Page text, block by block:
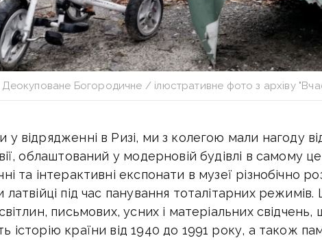
Деокуповане Богородичне / ілюстративне фото з архіву
відрядженні в Ризі, ми з колегою мали нагоду
облаштований у модерновій будівлі в самому
та інтерактивні експонати в музеї різнобічно
під час панування тоталітарних режимів.
письмових, усних і матеріальних свідчень,
історію країни від 1940 до 1991 року, а також